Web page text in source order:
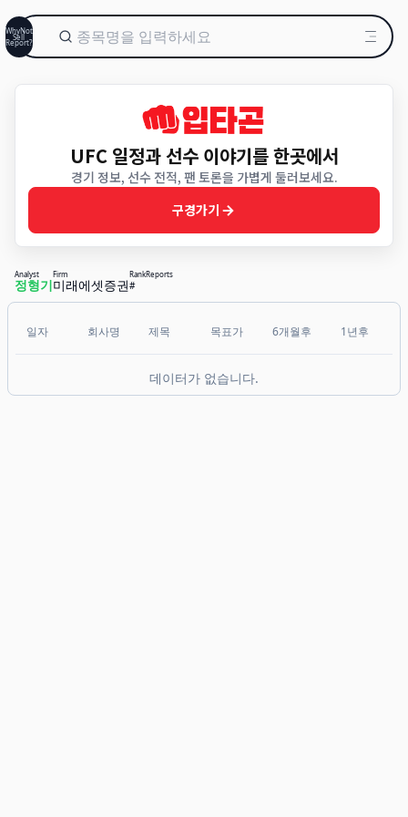
WhyNot
Sell
Report?
UFC 일정과 선수 이야기를 한곳에서
경기 정보, 선수 전적, 팬 토론을 가볍게 둘러보세요.
구경가기
Analyst
정형기
Firm
미래에셋증권
Rank
#
Reports
데이터가 없습니다.
일자 회사명 제목 목표가 6개월후 1년후